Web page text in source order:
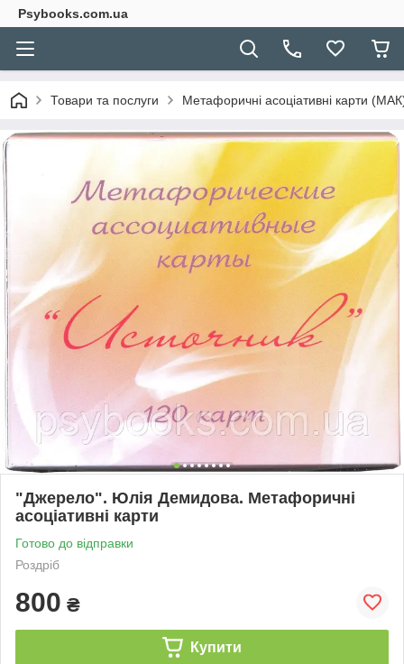
Psybooks.com.ua
Товари та послуги Метафоричні асоціативні карти (МАК)
"Джерело". Юлія Демидова. Метафоричні
асоціативні карти
Готово до відправки
Роздріб
800 ₴
Купити